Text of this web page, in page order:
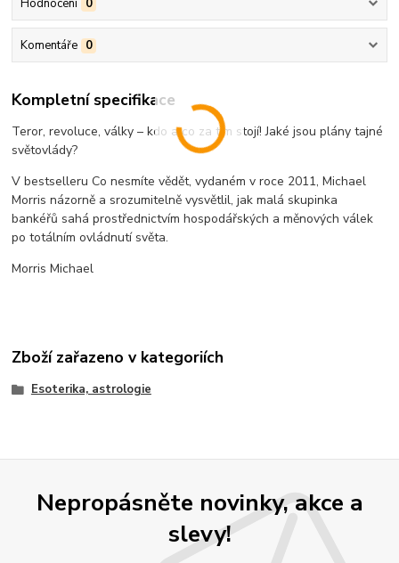
Hodnocení 0
Komentáře 0
Kompletní specifikace
Teror, revoluce, války – kdo a co za tím stojí! Jaké jsou plány tajné
světovlády?
V bestselleru Co nesmíte vědět, vydaném v roce 2011, Michael
Morris názorně a srozumitelně vysvětlil, jak malá skupinka
bankéřů sahá prostřednictvím hospodářských a měnových válek
po totálním ovládnutí světa.
Morris Michael
Zboží zařazeno v kategoriích
Esoterika, astrologie
Nepropásněte novinky, akce a
slevy!